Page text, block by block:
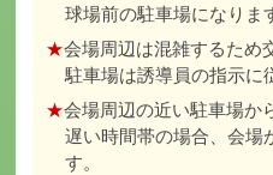
球場前の駐車場になりま
★会場周辺は混雑するため
駐車場は誘導員の指示に
★会場周辺の近い駐車場か
遅い時間帯の場合、会場
す。